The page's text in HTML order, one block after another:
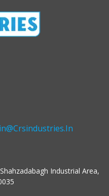
Industrial Area,